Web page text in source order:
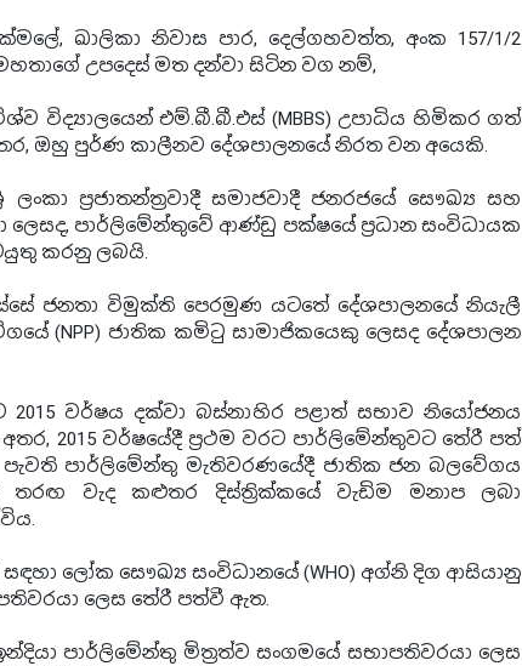
ඛාලිකා නිවාස පාර, දෙල්ගහවත්ත, අංක 157/1/2
උපදෙස් මත දන්වා සිටින වග නම්,
විද්‍යාලයෙන් එම්.බී.බී.එස් (MBBS) උපාධිය හිමිකර ගත්
ඔහු පුර්ණ කාලීනව දේශපාලනයේ නිරත වන අයෙකි.
ලංකා ප්‍රජාතන්ත්‍රවාදී සමාජවාදී ජනරජයේ සෞඛ්‍ය සහ
පාර්ලිමේන්තුවේ ආණ්ඩු පක්ෂයේ ප්‍රධාන සංවිධායක
කරනු ලබයි.
ජනතා විමුක්ති පෙරමුණ යටතේ දේශපාලනයේ නියැලී
(NPP) ජාතික කමිටු සාමාජිකයෙකු ලෙසද දේශපාලන
2015 වර්ෂය දක්වා බස්නාහිර පළාත් සභාව නියෝජනය
2015 වර්ෂයේදී ප්‍රථම වරට පාර්ලිමේන්තුවට තේරී පත්
පාර්ලිමේන්තු මැතිවරණයේදී ජාතික ජන බලවේගය
වැද කළුතර දිස්ත්‍රික්කයේ වැඩිම මනාප ලබා
සඳහා ලෝක සෞඛ්‍ය සංවිධානයේ (WHO) අග්නි දිග ආසියානු
ලෙස තේරී පත්වී ඇත.
ඉන්දියා පාර්ලිමේන්තු මිත්‍රත්ව සංගමයේ සභාපතිවරයා ලෙස